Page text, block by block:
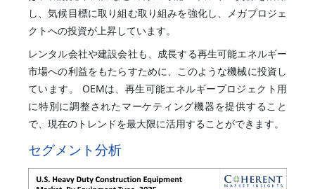
し、気候目標に取り組む取り組みを強化し、メガプロジェ
クトへの投資が上昇しています。
レンタル会社や建設会社も、成長する再生可能エネルギー
市場への利益をもたらすために、このような機械に投資し
ています。 OEMは、再生可能エネルギープロジェクト用
に特別に調整されたマーケティング機器を提供すること
で、現在のトレンドを最大限に活用することができます。
セグメント分析